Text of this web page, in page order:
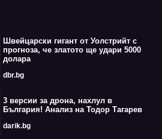
Швейцарски гигант от Уолстрийт с
прогноза, че златото ще удари 5000
долара
dbr.bg
3 версии за дрона, нахлул в
България! Анализ на Тодор Тагарев
darik.bg